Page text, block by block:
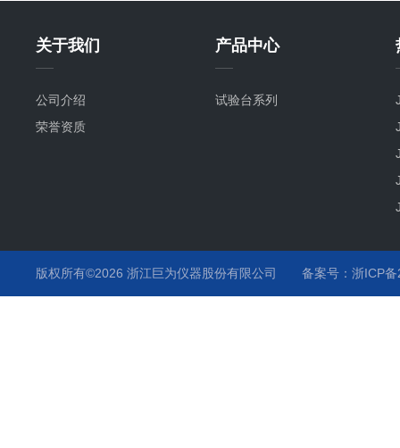
关于我们
公司介绍
荣誉资质
产品中心
试验台系列
版权所有©2026 浙江巨为仪器股份有限公司 备案号：浙ICP